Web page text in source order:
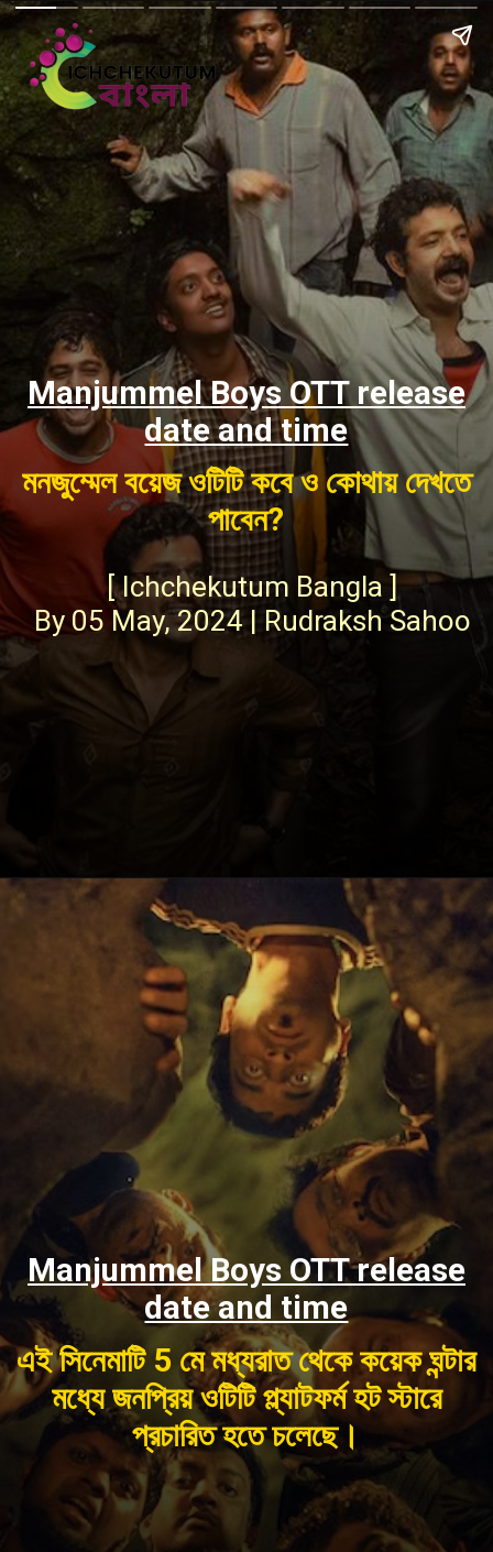
মনজুম্মেল বয়েজ ওটিটি কবে ও কোথায় দেখতে
পাবেন?
Manjummel Boys OTT release
date and time
[ Ichchekutum Bangla ]
By 05 May, 2024 | Rudraksh Sahoo
এই সিনেমাটি 5 মে মধ্যরাত থেকে কয়েক ঘন্টার
মধ্যে জনপ্রিয় ওটিটি প্ল্যাটফর্ম হট স্টারে
প্রচারিত হতে চলেছে।
Manjummel Boys OTT release
date and time